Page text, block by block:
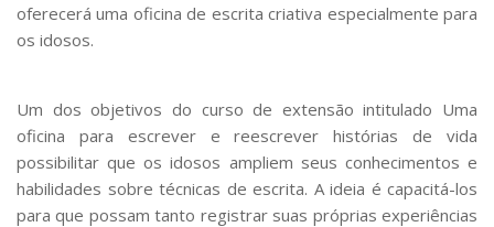
oferecerá uma oficina de escrita criativa especialmente para
os idosos.
Um dos objetivos do curso de extensão intitulado Uma
oficina para escrever e reescrever histórias de vida
possibilitar que os idosos ampliem seus conhecimentos e
habilidades sobre técnicas de escrita. A ideia é capacitá-los
para que possam tanto registrar suas próprias experiências